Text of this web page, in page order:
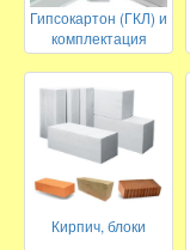
Гипсокартон (ГКЛ) и
комплектация
Кирпич, блоки